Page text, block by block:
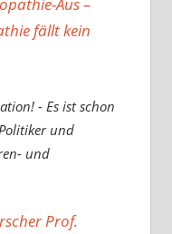
fällt kein
- Es ist schon
und
und
Prof.